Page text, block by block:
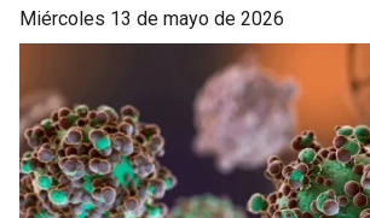
miércoles 13 de mayo de 2026